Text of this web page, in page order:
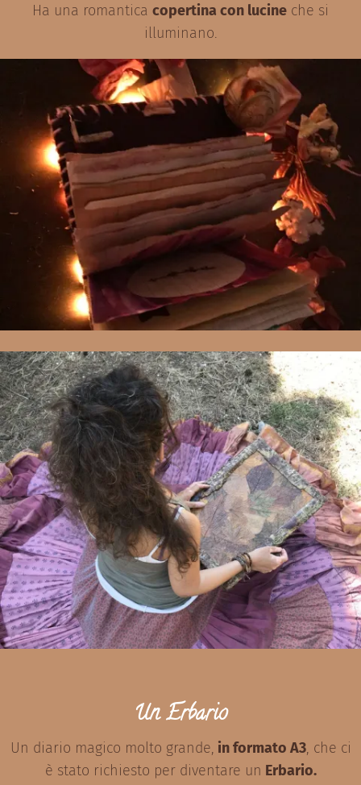
Ha una romantica copertina con lucine che si
illuminano.
Un Erbario
Un diario magico molto grande, in formato A3, che ci
è stato richiesto per diventare un Erbario.